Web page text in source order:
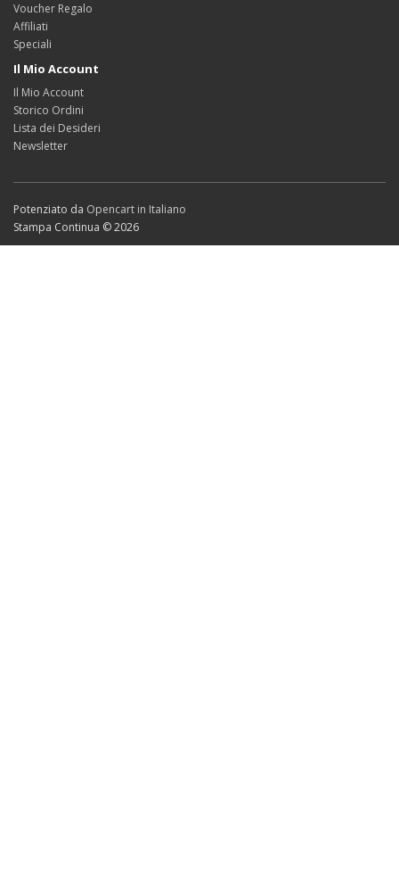
Voucher Regalo
Affiliati
Speciali
Il Mio Account
Il Mio Account
Storico Ordini
Lista dei Desideri
Newsletter
Potenziato da Opencart in Italiano
Stampa Continua © 2026